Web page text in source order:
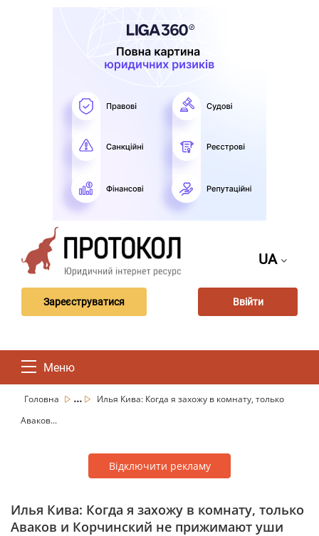
UA
Зареєструватися Ввійти
Меню
Головна ...
Илья Кива: Когда я захожу в комнату, только
Аваков...
Відключити рекламу
Илья Кива: Когда я захожу в комнату, только
Аваков и Корчинский не прижимают уши